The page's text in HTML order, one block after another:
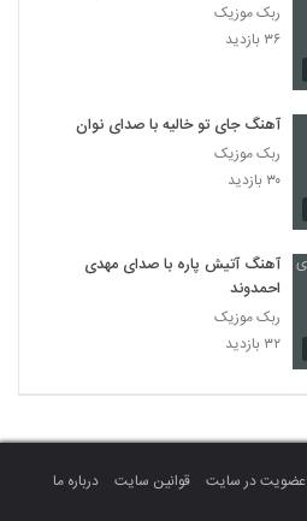
ربک موزیک
۳۶ بازدید
آهنگ جای تو خالیه با صدای نوان
ربک موزیک
۳۰ بازدید
آهنگ آتیش پاره با صدای مهدی
احمدوند
ربک موزیک
۳۲ بازدید
عضویت در سایت قوانین سایت
درباره ما